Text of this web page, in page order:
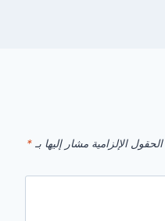
الحقول الإلزامية مشار إليها بـ *